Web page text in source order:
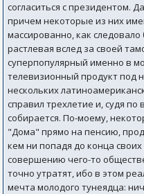
согласиться с президентом.
причем некоторые из них
массированно, как
растлевая вслед за своей
суперпопулярный именно в
телевизионный продукт под
нескольких
справил трехлетие и, судя по
собирается. По-моему,
"Дома" прямо на пенсию,
кем ни попадя до конца
совершению чего-то
точно утратят, ибо в этом
мечта молодого тунеядца: